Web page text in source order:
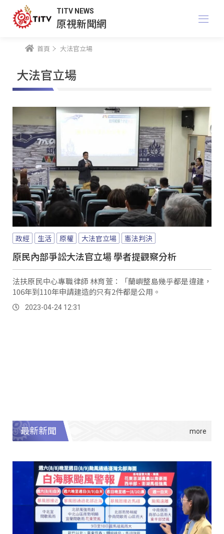
TITV NEWS
原視新聞網
首頁 大法官立場
大法官立場
政經 生活 原權 大法官立場 憲法判決
原民內部爭訟大法官立場 學者提觀察分析
法扶原民中心專職律師 林育萱：「蘭嶼整島幾乎都是違建，
106年到110年申請建造的只有2件都是公用。
2023-04-24 12:31
最新新聞